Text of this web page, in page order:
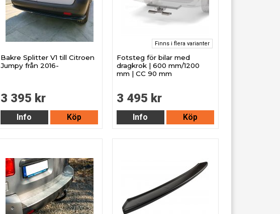
Bakre Splitter V1 till Citroen
Jumpy från 2016-
3 395 kr
Info Köp
Finns i flera varianter
Fotsteg för bilar med
dragkrok | 600 mm/1200
mm | CC 90 mm
3 495 kr
Info Köp